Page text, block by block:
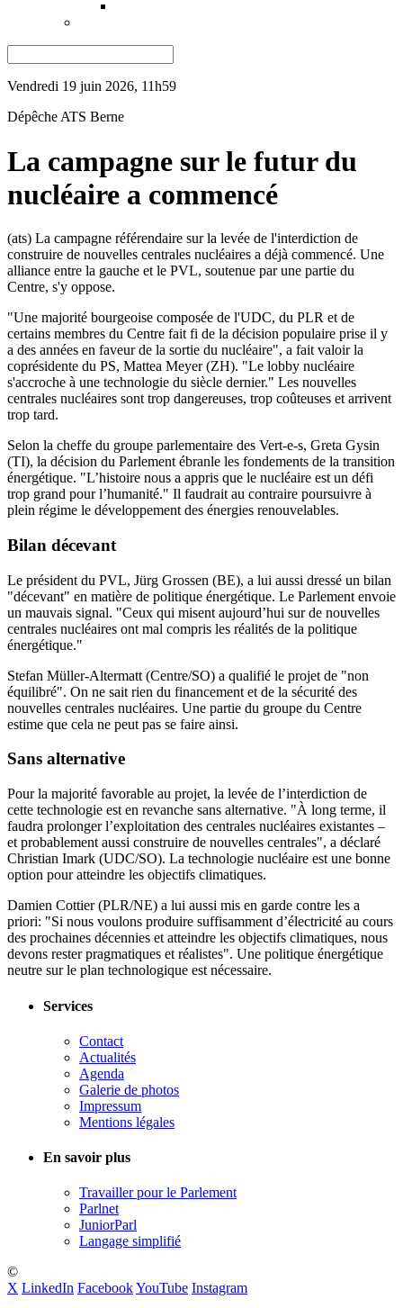
Vendredi 19 juin 2026, 11h59
Dépêche ATS Berne
La campagne sur le futur du
nucléaire a commencé
(ats) La campagne référendaire sur la levée de l'interdiction de
construire de nouvelles centrales nucléaires a déjà commencé. Une
alliance entre la gauche et le PVL, soutenue par une partie du
Centre, s'y oppose.
"Une majorité bourgeoise composée de l'UDC, du PLR et de
certains membres du Centre fait fi de la décision populaire prise il y
a des années en faveur de la sortie du nucléaire", a fait valoir la
coprésidente du PS, Mattea Meyer (ZH). "Le lobby nucléaire
s'accroche à une technologie du siècle dernier." Les nouvelles
centrales nucléaires sont trop dangereuses, trop coûteuses et arrivent
trop tard.
Selon la cheffe du groupe parlementaire des Vert-e-s, Greta Gysin
(TI), la décision du Parlement ébranle les fondements de la transition
énergétique. "L’histoire nous a appris que le nucléaire est un défi
trop grand pour l’humanité." Il faudrait au contraire poursuivre à
plein régime le développement des énergies renouvelables.
Bilan décevant
Le président du PVL, Jürg Grossen (BE), a lui aussi dressé un bilan
"décevant" en matière de politique énergétique. Le Parlement envoie
un mauvais signal. "Ceux qui misent aujourd’hui sur de nouvelles
centrales nucléaires ont mal compris les réalités de la politique
énergétique."
Stefan Müller-Altermatt (Centre/SO) a qualifié le projet de "non
équilibré". On ne sait rien du financement et de la sécurité des
nouvelles centrales nucléaires. Une partie du groupe du Centre
estime que cela ne peut pas se faire ainsi.
Sans alternative
Pour la majorité favorable au projet, la levée de l’interdiction de
cette technologie est en revanche sans alternative. "À long terme, il
faudra prolonger l’exploitation des centrales nucléaires existantes –
et probablement aussi construire de nouvelles centrales", a déclaré
Christian Imark (UDC/SO). La technologie nucléaire est une bonne
option pour atteindre les objectifs climatiques.
Damien Cottier (PLR/NE) a lui aussi mis en garde contre les a
priori: "Si nous voulons produire suffisamment d’électricité au cours
des prochaines décennies et atteindre les objectifs climatiques, nous
devons rester pragmatiques et réalistes". Une politique énergétique
neutre sur le plan technologique est nécessaire.
Services
Contact
Actualités
Agenda
Galerie de photos
Impressum
Mentions légales
En savoir plus
Travailler pour le Parlement
Parlnet
JuniorParl
Langage simplifié
©
X LinkedIn FacebookYouTube Instagram